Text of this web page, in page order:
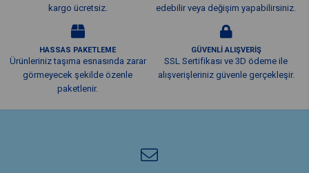
kargo ücretsiz.
edebilir veya değişim yapabilirsiniz.
HASSAS PAKETLEME
Ürünleriniz taşıma esnasında zarar
görmeyecek şekilde özenle
paketlenir.
GÜVENLİ ALIŞVERİŞ
SSL Sertifikası ve 3D ödeme ile
alışverişleriniz güvenle gerçekleşir.